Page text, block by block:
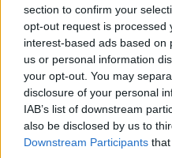
section to confirm your
opt-out request is processed
interest-based ads based on
us or personal information
your opt-out. You may
disclosure of your personal
IAB’s list of downstream
also be disclosed by us to
Downstream Participants
Majbä
ck
SWE
Valter
Blomb
erg
SWE M